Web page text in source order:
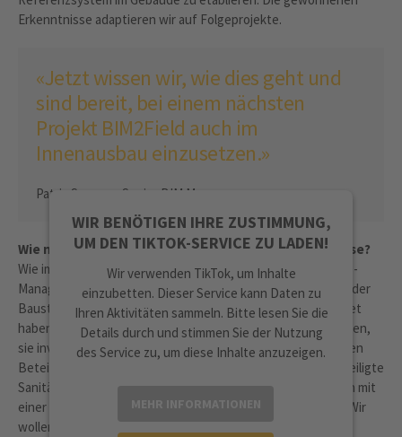
WIR BENÖTIGEN IHRE ZUSTIMMUNG,
UM DEN TIKTOK-SERVICE ZU LADEN!
Wir verwenden TikTok, um Inhalte
einzubetten. Dieser Service kann Daten zu
Ihren Aktivitäten sammeln. Bitte lesen Sie die
Details durch und stimmen Sie der Nutzung
des Service zu, um diese Inhalte anzuzeigen.
Erkenntnisse adaptieren wir auf Folgeprojekte.
«Jetzt wissen wir, wie dies geht und
sind bereit, bei einem nächsten
Projekt BIM2Field auch im
Innenausbau einzusetzen.»
Patric Sommer, Senior BIM Manager
Wie nimmt man die Gewerke mit auf die BIM2Field-Reise?
Wie immer bei neuen Technologien geht es auch um Change-
Management. Man hat Unternehmer und Mitarbeitende auf der
Baustelle, die jahrelang mit ausgedruckten Plänen gearbeitet
haben. Das heisst auch: Man muss sie auf den Weg mitnehmen,
sie involvieren und Hemmschwellen abbauen, indem man allen
Beteiligten die neuen Arbeitsprozesse nahebringt. Das beteiligte
Sanitärunternehmen zum Beispiel steckte die Abhängungen mit
einer Totalstation per Laser ab. Ihre Schlussfolgerung war: Wir
wollen nicht mehr zurück. Die BIM-Daten seien vom